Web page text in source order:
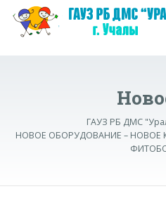
ГАУЗ РБ ДМС
НОВОЕ ОБОРУДОВАНИЕ – НОВОЕ